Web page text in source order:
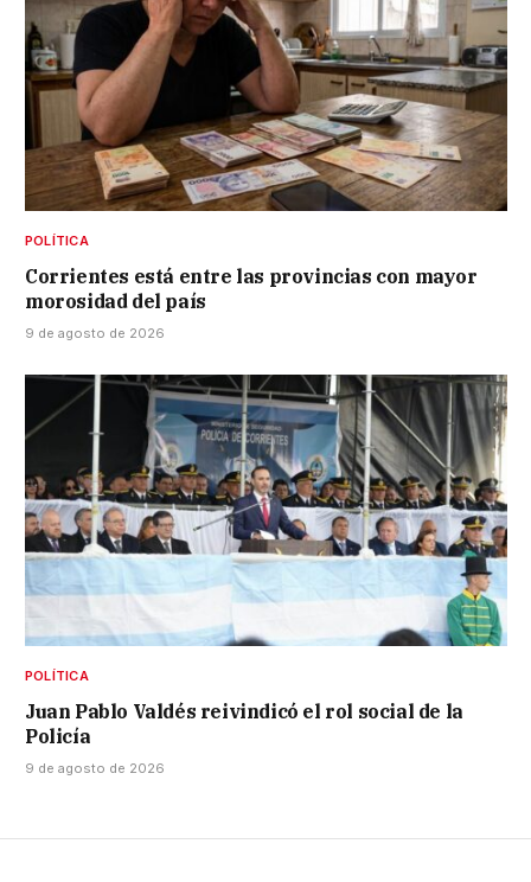
POLÍTICA
Corrientes está entre las provincias con mayor
morosidad del país
9 de agosto de 2026
POLÍTICA
Juan Pablo Valdés reivindicó el rol social de la
Policía
9 de agosto de 2026